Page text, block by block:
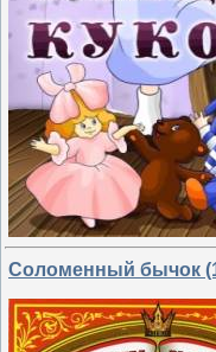
Соломенный бычок